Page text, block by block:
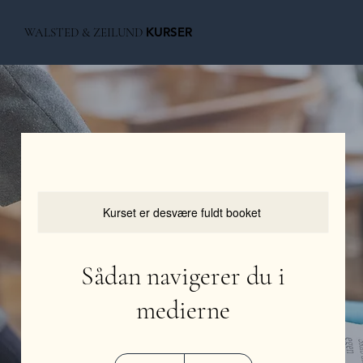
WALSTED & ZEILUND KURSER
Kurset er desvære fuldt booket
Sådan navigerer du i
medierne